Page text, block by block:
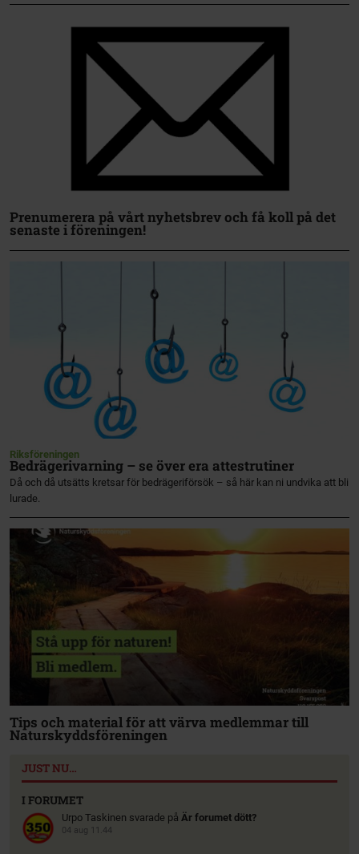
Prenumerera på vårt nyhetsbrev och få koll på det
senaste i föreningen!
Riksföreningen
Bedrägerivarning – se över era attestrutiner
Då och då utsätts kretsar för bedrägeriförsök – så här kan ni undvika att bli
lurade.
Tips och material för att värva medlemmar till
Naturskyddsföreningen
JUST NU…
I FORUMET
Urpo Taskinen svarade på Är forumet dött?
04 aug 11.44